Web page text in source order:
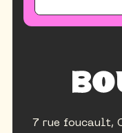
7 rue foucault,